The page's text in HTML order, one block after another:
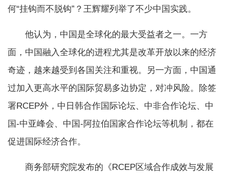
何“挂钩而不脱钩”？王辉耀列举了不少中国实践。
他认为，中国是全球化的最大受益者之一。一方
面，中国融入全球化的进程尤其是改革开放以来的经济
奇迹，越来越受到各国关注和重视。另一方面，中国通
过加入更高水平的国际贸易多边协定，对冲风险。除签
署RCEP外，中日韩合作国际论坛、中非合作论坛、中
国-中亚峰会、中国-阿拉伯国家合作论坛等机制，都在
促进国际经济合作。
商务部研究院发布的《RCEP区域合作成效与发展